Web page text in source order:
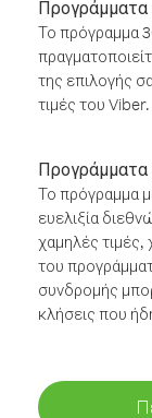
Το πρόγραμμα
της επιλογής
τιμές του Viber.
Προγράμματα
Το πρόγραμμα
ευελιξία
χαμηλές
του
συνδρομής
κλήσεις που